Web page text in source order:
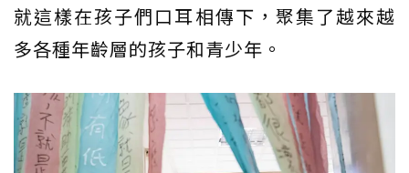
就這樣在孩子們口耳相傳下，聚集了越來越
多各種年齡層的孩子和青少年。